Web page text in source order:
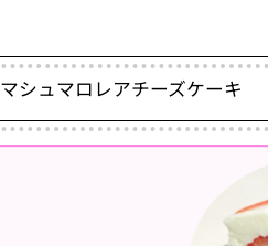
マシュマロレアチーズケーキ